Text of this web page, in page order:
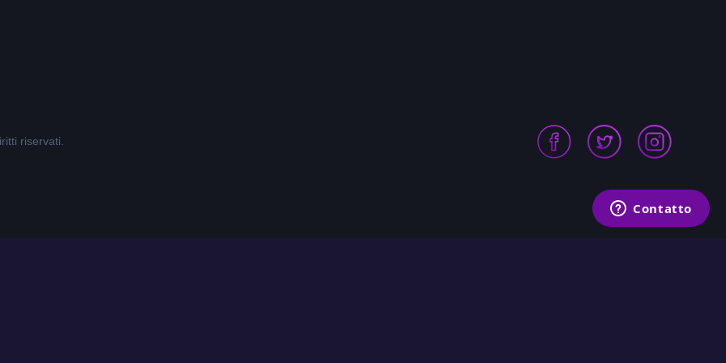
riservati.